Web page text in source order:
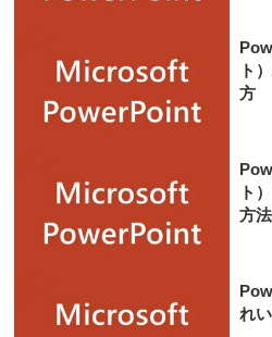
ト
方
ト
方法
れ